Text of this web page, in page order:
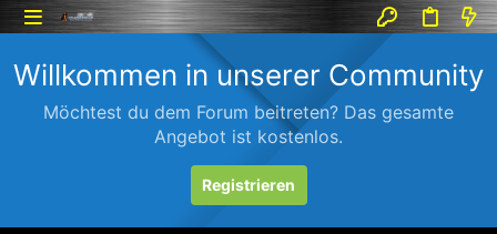
Willkommen in unserer Community
Möchtest du dem Forum beitreten? Das gesamte
Angebot ist kostenlos.
Registrieren